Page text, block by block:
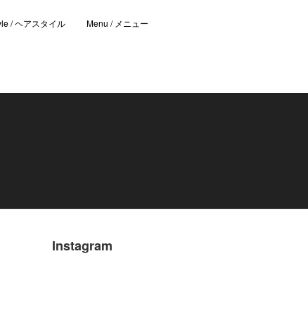
/ ヘアスタイル Menu / メニュー
Instagram